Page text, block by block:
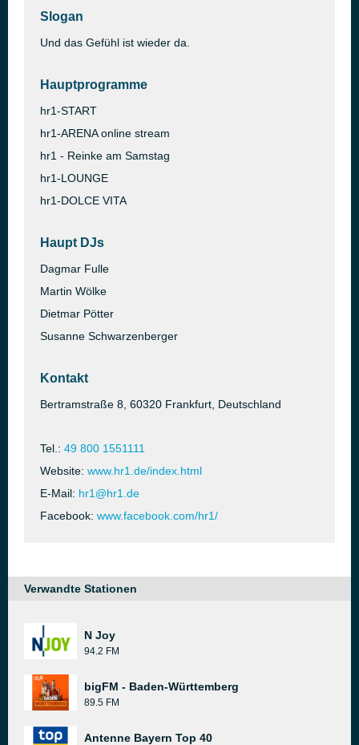
Slogan
Und das Gefühl ist wieder da.
Hauptprogramme
hr1-START
hr1-ARENA online stream
hr1 - Reinke am Samstag
hr1-LOUNGE
hr1-DOLCE VITA
Haupt DJs
Dagmar Fulle
Martin Wölke
Dietmar Pötter
Susanne Schwarzenberger
Kontakt
Bertramstraße 8, 60320 Frankfurt, Deutschland
Tel.: 49 800 1551111
Website: www.hr1.de/index.html
E-Mail: hr1@hr1.de
Facebook: www.facebook.com/hr1/
Verwandte Stationen
N Joy
94.2 FM
bigFM - Baden-Württemberg
89.5 FM
Antenne Bayern Top 40